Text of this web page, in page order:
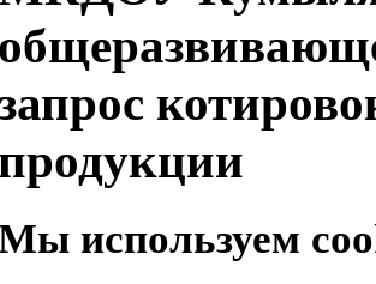
продукции
используем